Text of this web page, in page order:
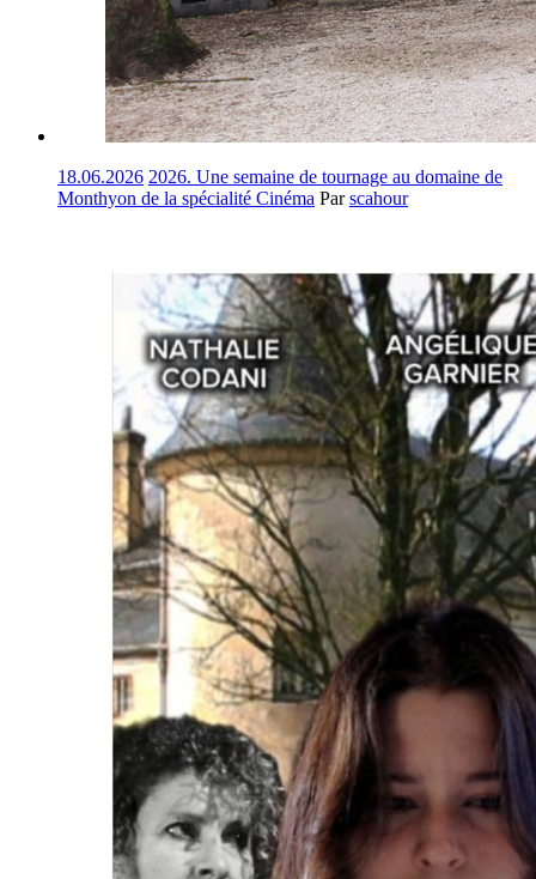
18.06.2026 2026. Une semaine de tournage au domaine de
Monthyon de la spécialité Cinéma Parscahour